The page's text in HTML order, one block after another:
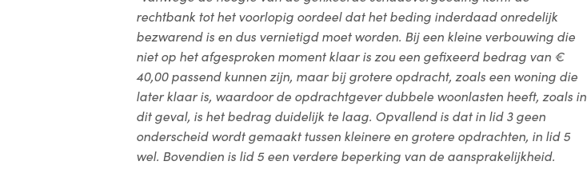
rechtbank tot het voorlopig oordeel dat het beding inderdaad onredelijk
bezwarend is en dus vernietigd moet worden. Bij een kleine verbouwing die
niet op het afgesproken moment klaar is zou een gefixeerd bedrag van €
40,00 passend kunnen zijn, maar bij grotere opdracht, zoals een woning die
later klaar is, waardoor de opdrachtgever dubbele woonlasten heeft, zoals in
dit geval, is het bedrag duidelijk te laag. Opvallend is dat in lid 3 geen
onderscheid wordt gemaakt tussen kleinere en grotere opdrachten, in lid 5
wel. Bovendien is lid 5 een verdere beperking van de aansprakelijkheid.